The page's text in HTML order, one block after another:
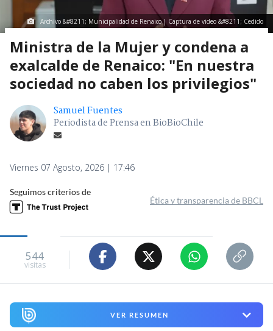
Archivo &#8211; Municipalidad de Renaico | Captura de video &#8211; Cedido
Ministra de la Mujer y condena a
exalcalde de Renaico: "En nuestra
sociedad no caben los privilegios"
Samuel Fuentes
Periodista de Prensa en BioBioChile
Viernes 07 Agosto, 2026 | 17:46
Seguimos criterios de
Ética y transparencia de BBCL
544
visitas
VER RESUMEN